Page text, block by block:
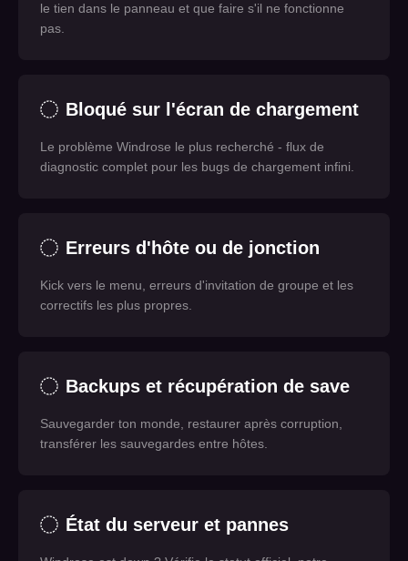
le tien dans le panneau et que faire s'il ne fonctionne
pas.
Bloqué sur l'écran de chargement
Le problème Windrose le plus recherché - flux de
diagnostic complet pour les bugs de chargement infini.
Erreurs d'hôte ou de jonction
Kick vers le menu, erreurs d'invitation de groupe et les
correctifs les plus propres.
Backups et récupération de save
Sauvegarder ton monde, restaurer après corruption,
transférer les sauvegardes entre hôtes.
État du serveur et pannes